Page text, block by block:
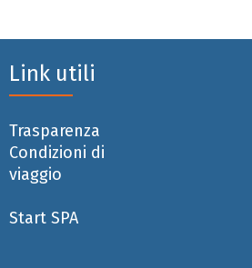
Link utili
Trasparenza
Condizioni di
viaggio
Start SPA